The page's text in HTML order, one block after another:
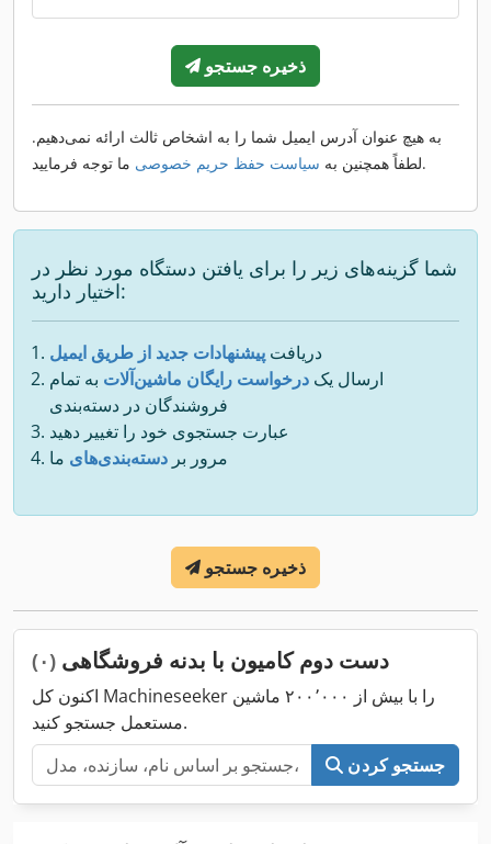
ذخیره جستجو
به هیچ عنوان آدرس ایمیل شما را به اشخاص ثالث ارائه نمی‌دهیم.
لطفاً همچنین به سیاست حفظ حریم خصوصی ما توجه فرمایید.
شما گزینه‌های زیر را برای یافتن دستگاه مورد نظر در
اختیار دارید:
دریافت پیشنهادات جدید از طریق ایمیل
ارسال یک درخواست رایگان ماشین‌آلات به تمام
فروشندگان در دسته‌بندی
عبارت جستجوی خود را تغییر دهید
مرور بر دسته‌بندی‌های ما
ذخیره جستجو
دست دوم کامیون با بدنه فروشگاهی (۰)
اکنون کل Machineseeker را با بیش از ۲۰۰٬۰۰۰ ماشین
مستعمل جستجو کنید.
جستجو کردن